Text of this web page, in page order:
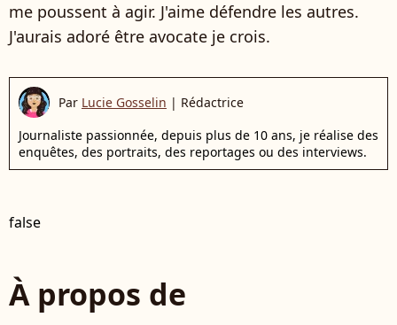
me poussent à agir. J'aime défendre les autres.
J'aurais adoré être avocate je crois.
Par Lucie Gosselin | Rédactrice
Journaliste passionnée, depuis plus de 10 ans, je réalise des
enquêtes, des portraits, des reportages ou des interviews.
false
À propos de